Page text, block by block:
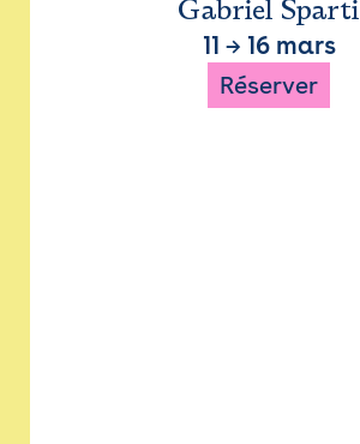
Gabriel Sparti
11 → 16 mars
Réserver